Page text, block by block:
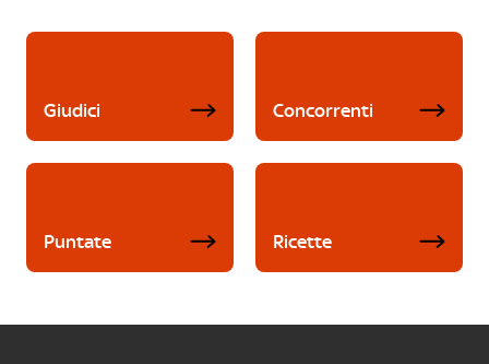
Giudici Concorrenti
Puntate Ricette